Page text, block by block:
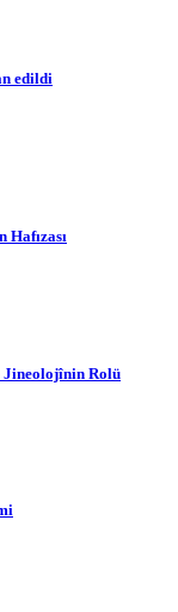
edildi
Hafızası
Jineolojînin Rolü